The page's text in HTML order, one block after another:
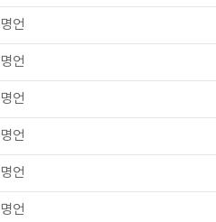
명언
명언
명언
명언
명언
명언